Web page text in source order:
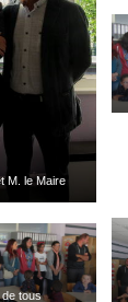
M. le Maire
de tous